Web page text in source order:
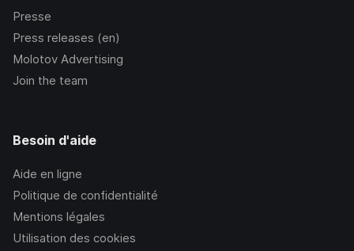
Presse
Press releases (en)
Molotov Advertising
Join the team
Besoin d'aide
Aide en ligne
Politique de confidentialité
Mentions légales
Utilisation des cookies